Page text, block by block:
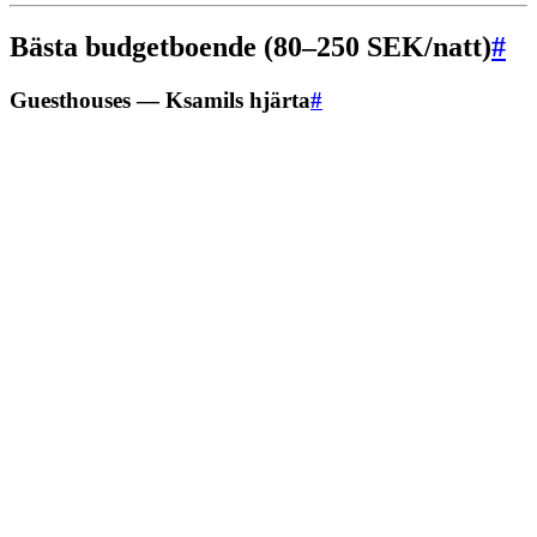
Bästa budgetboende (80–250 SEK/natt)#
Guesthouses — Ksamils hjärta#